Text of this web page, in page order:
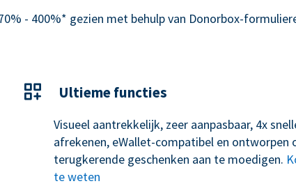
- 400%* gezien met behulp van Donorbox-
Ultieme functies
Visueel aantrekkelijk, zeer aanpasbaar, 4x
afrekenen, eWallet-compatibel en ontworpen
terugkerende geschenken aan te moedigen.
te weten